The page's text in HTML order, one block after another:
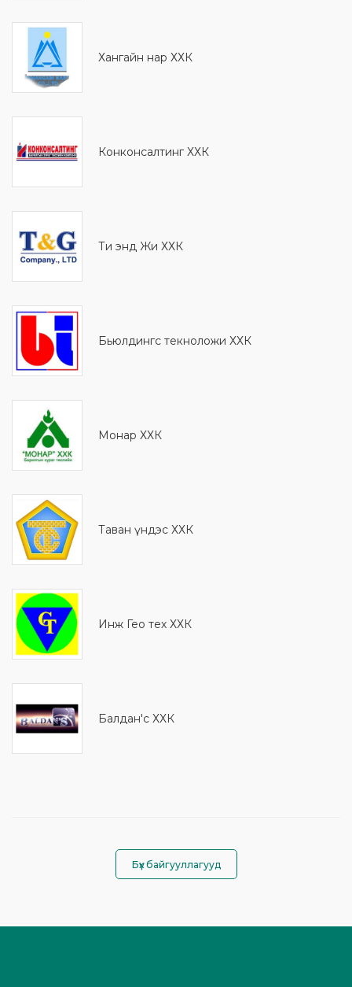
Хангайн нар ХХК
Конконсалтинг ХХК
Ти энд Жи ХХК
Бьюлдингс текноложи ХХК
Монaр ХХК
Таван үндэс ХХК
Инж Гео тех ХХК
Балдан'с ХХК
Бүх байгууллагууд